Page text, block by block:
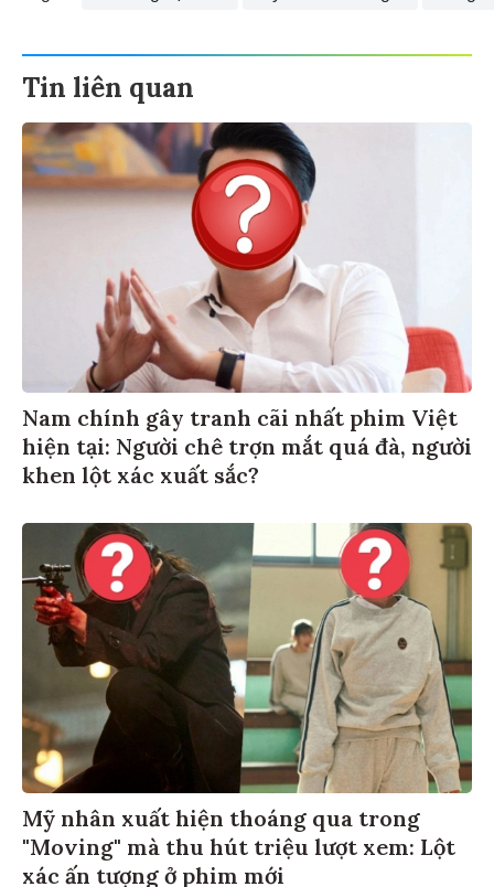
Tin liên quan
Nam chính gây tranh cãi nhất phim Việt
hiện tại: Người chê trợn mắt quá đà, người
khen lột xác xuất sắc?
Mỹ nhân xuất hiện thoáng qua trong
"Moving" mà thu hút triệu lượt xem: Lột
xác ấn tượng ở phim mới